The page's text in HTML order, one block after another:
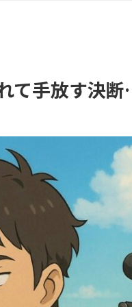
て手放す決